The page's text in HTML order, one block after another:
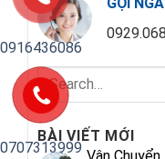
BÀI VIẾT MỚI
0916436086
0707313999